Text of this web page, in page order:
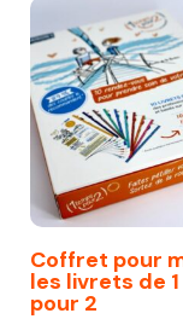
Coffret pour
les livrets de
pour 2